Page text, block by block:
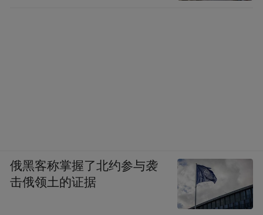
俄黑客称掌握了北约参与袭
击俄领土的证据